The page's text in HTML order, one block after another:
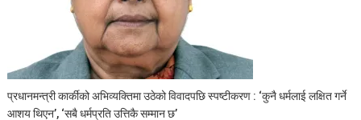
प्रधानमन्त्री कार्कीको अभिव्यक्तिमा उठेको विवादपछि स्पष्टीकरण : ‘कुनै धर्मलाई लक्षित गर्ने
आशय थिएन’, ‘सबै धर्मप्रति उत्तिकै सम्मान छ’